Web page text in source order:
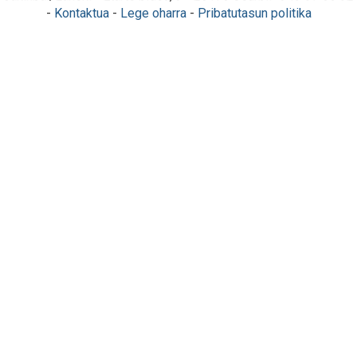
- Kontaktua- Lege oharra- Pribatutasun politika